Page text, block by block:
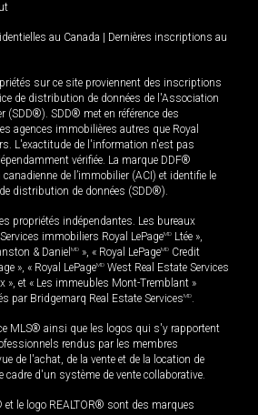
au Canada
Dernières inscriptions au
sur ce site proviennent des inscriptions
de distribution de données de l'Association
(SDD®). SDD® met en référence des
agences immobilières autres que Royal
L'exactitude de l'information n'est pas
vérifiée. La marque DDF®
de l’immobilier (ACI) et identifie le
distribution de données (SDD®).
propriétés indépendantes. Les bureaux
immobiliers Royal LePageMD Ltée »,
& Daniel MD », « Royal LePageMD Credit
», « Royal LePageMD West Real Estate Services
», et « Les immeubles Mont-Tremblant »
par Bridgemarq Real Estate ServicesMD.
MLS® ainsi que les logos qui s'y rapportent
rendus par les membres
de l'achat, de la vente et de la location de
d'un système de vente collaborative.
et le logo REALTOR® sont des marques